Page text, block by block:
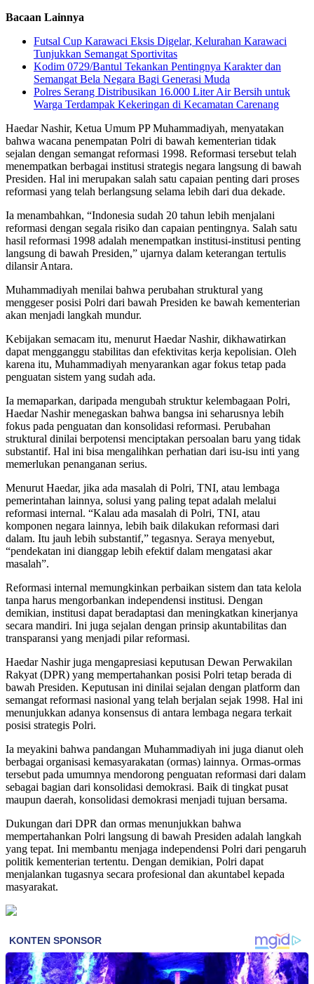
Bacaan Lainnya
Futsal Cup Karawaci Eksis Digelar, Kelurahan Karawaci
Tunjukkan Semangat Sportivitas
Kodim 0729/Bantul Tekankan Pentingnya Karakter dan
Semangat Bela Negara Bagi Generasi Muda
Polres Serang Distribusikan 16.000 Liter Air Bersih untuk
Warga Terdampak Kekeringan di Kecamatan Carenang
Haedar Nashir, Ketua Umum PP Muhammadiyah, menyatakan
bahwa wacana penempatan Polri di bawah kementerian tidak
sejalan dengan semangat reformasi 1998. Reformasi tersebut telah
menempatkan berbagai institusi strategis negara langsung di bawah
Presiden. Hal ini merupakan salah satu capaian penting dari proses
reformasi yang telah berlangsung selama lebih dari dua dekade.
Ia menambahkan, “Indonesia sudah 20 tahun lebih menjalani
reformasi dengan segala risiko dan capaian pentingnya. Salah satu
hasil reformasi 1998 adalah menempatkan institusi-institusi penting
langsung di bawah Presiden,” ujarnya dalam keterangan tertulis
dilansir Antara.
Muhammadiyah menilai bahwa perubahan struktural yang
menggeser posisi Polri dari bawah Presiden ke bawah kementerian
akan menjadi langkah mundur.
Kebijakan semacam itu, menurut Haedar Nashir, dikhawatirkan
dapat mengganggu stabilitas dan efektivitas kerja kepolisian. Oleh
karena itu, Muhammadiyah menyarankan agar fokus tetap pada
penguatan sistem yang sudah ada.
Ia memaparkan, daripada mengubah struktur kelembagaan Polri,
Haedar Nashir menegaskan bahwa bangsa ini seharusnya lebih
fokus pada penguatan dan konsolidasi reformasi. Perubahan
struktural dinilai berpotensi menciptakan persoalan baru yang tidak
substantif. Hal ini bisa mengalihkan perhatian dari isu-isu inti yang
memerlukan penanganan serius.
Menurut Haedar, jika ada masalah di Polri, TNI, atau lembaga
pemerintahan lainnya, solusi yang paling tepat adalah melalui
reformasi internal. “Kalau ada masalah di Polri, TNI, atau
komponen negara lainnya, lebih baik dilakukan reformasi dari
dalam. Itu jauh lebih substantif,” tegasnya. Seraya menyebut,
“pendekatan ini dianggap lebih efektif dalam mengatasi akar
masalah”.
Reformasi internal memungkinkan perbaikan sistem dan tata kelola
tanpa harus mengorbankan independensi institusi. Dengan
demikian, institusi dapat beradaptasi dan meningkatkan kinerjanya
secara mandiri. Ini juga sejalan dengan prinsip akuntabilitas dan
transparansi yang menjadi pilar reformasi.
Haedar Nashir juga mengapresiasi keputusan Dewan Perwakilan
Rakyat (DPR) yang mempertahankan posisi Polri tetap berada di
bawah Presiden. Keputusan ini dinilai sejalan dengan platform dan
semangat reformasi nasional yang telah berjalan sejak 1998. Hal ini
menunjukkan adanya konsensus di antara lembaga negara terkait
posisi strategis Polri.
Ia meyakini bahwa pandangan Muhammadiyah ini juga dianut oleh
berbagai organisasi kemasyarakatan (ormas) lainnya. Ormas-ormas
tersebut pada umumnya mendorong penguatan reformasi dari dalam
sebagai bagian dari konsolidasi demokrasi. Baik di tingkat pusat
maupun daerah, konsolidasi demokrasi menjadi tujuan bersama.
Dukungan dari DPR dan ormas menunjukkan bahwa
mempertahankan Polri langsung di bawah Presiden adalah langkah
yang tepat. Ini membantu menjaga independensi Polri dari pengaruh
politik kementerian tertentu. Dengan demikian, Polri dapat
menjalankan tugasnya secara profesional dan akuntabel kepada
masyarakat.